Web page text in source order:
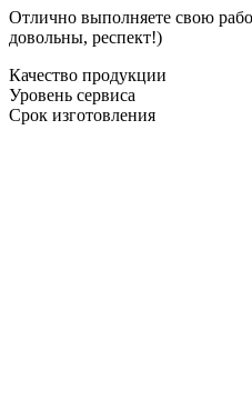
Отлично выполняете свою
довольны, респект!)
Качество продукции
Уровень сервиса
Срок изготовления